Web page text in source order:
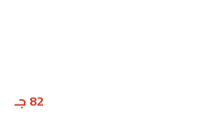
82 جـ